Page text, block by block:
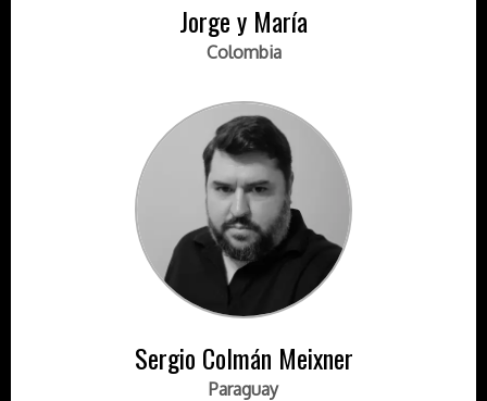
Jorge y María
Colombia
Sergio Colmán Meixner
Paraguay